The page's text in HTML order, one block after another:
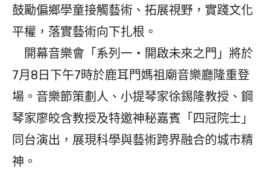
鼓勵偏鄉學童接觸藝術、拓展視野，實踐文化
平權，落實藝術向下扎根。
開幕音樂會「系列一・開啟未來之門」將於
7月8日下午7時於鹿耳門媽祖廟音樂廳隆重登
場。音樂節策劃人、小提琴家徐錫隆教授、鋼
琴家廖皎含教授及特邀神秘嘉賓「四冠院士」
同台演出，展現科學與藝術跨界融合的城市精
神。